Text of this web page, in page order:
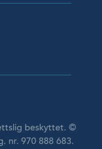
beskyttet. ©
nr. 970 888 683.